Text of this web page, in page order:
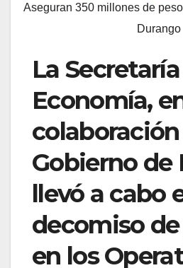
Aseguran 350 millones de
Durango
La
Economía,
Gobierno de
llevó a cabo
decomiso
en los